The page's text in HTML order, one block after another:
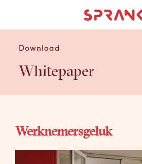
Download
Whitepaper
Werknemersgeluk